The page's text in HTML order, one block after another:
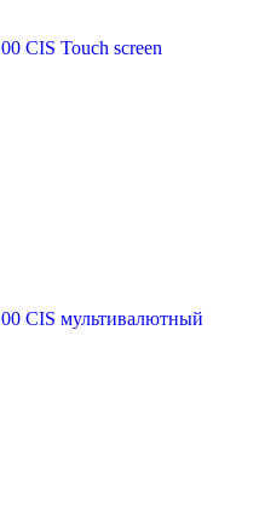
CIS Touch screen
CIS мультивалютный